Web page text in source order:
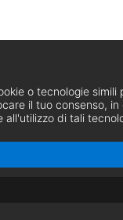
o tecnologie
il tuo consenso, in
all'utilizzo di tali